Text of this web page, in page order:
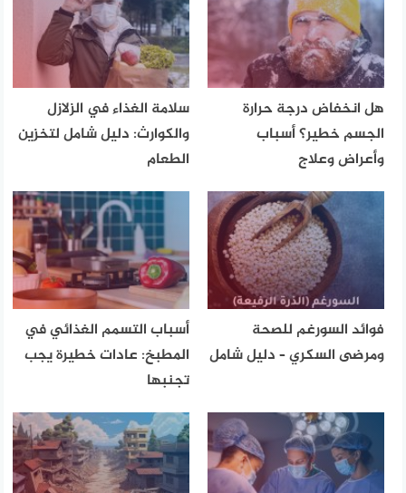
هل انخفاض درجة حرارة
الجسم خطير؟ أسباب
وأعراض وعلاج
سلامة الغذاء في الزلازل
والكوارث: دليل شامل لتخزين
الطعام
فوائد السورغم للصحة
ومرضى السكري – دليل شامل
أسباب التسمم الغذائي في
المطبخ: عادات خطيرة يجب
تجنبها